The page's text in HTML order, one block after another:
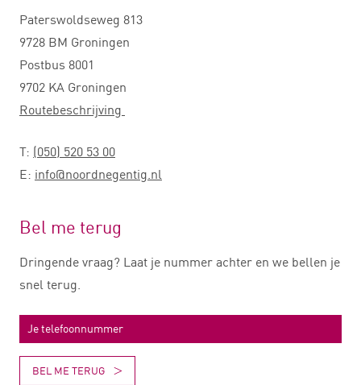
Paterswoldseweg 813
9728 BM Groningen
Postbus 8001
9702 KA Groningen
Routebeschrijving
T: (050) 520 53 00
E: info@noordnegentig.nl
Bel me terug
Dringende vraag? Laat je nummer achter en we bellen je
snel terug.
BEL ME TERUG